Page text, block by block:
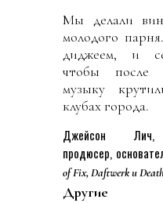
Мы делали
молодого
диджеем, и
чтобы после
музыку
клубах города.
Джейсон Лич,
продюсер,
of Fix, Daftwerk и
Другие